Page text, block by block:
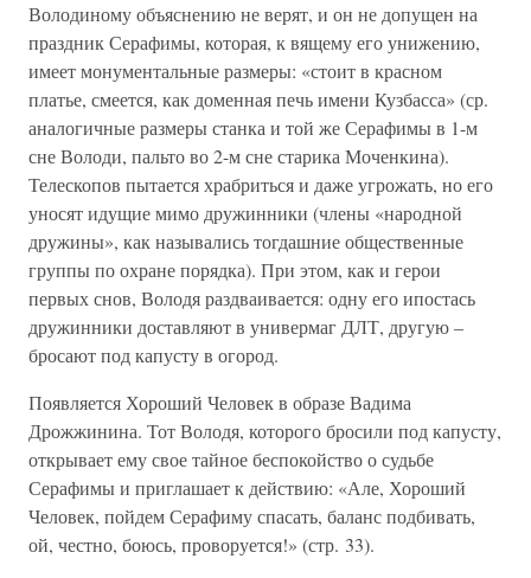
Володиному объяснению не верят, и он не допущен на
праздник Серафимы, которая, к вящему его унижению,
имеет монументальные размеры: «стоит в красном
платье, смеется, как доменная печь имени Кузбасса» (ср.
аналогичные размеры станка и той же Серафимы в 1-м
сне Володи, пальто во 2-м сне старика Моченкина).
Телескопов пытается храбриться и даже угрожать, но его
уносят идущие мимо дружинники (члены «народной
дружины», как назывались тогдашние общественные
группы по охране порядка). При этом, как и герои
первых снов, Володя раздваивается: одну его ипостась
дружинники доставляют в универмаг ДЛТ, другую –
бросают под капусту в огород.
Появляется Хороший Человек в образе Вадима
Дрожжинина. Тот Володя, которого бросили под капусту,
открывает ему свое тайное беспокойство о судьбе
Серафимы и приглашает к действию: «Але, Хороший
Человек, пойдем Серафиму спасать, баланс подбивать,
ой, честно, боюсь, проворуется!» (стр. 33).